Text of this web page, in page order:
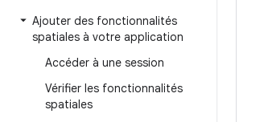
Ajouter des fonctionnalités
spatiales à votre application
Accéder à une session
Vérifier les fonctionnalités
spatiales